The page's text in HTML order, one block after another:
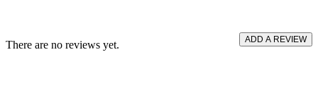
There are no reviews yet. ADD A REVIEW